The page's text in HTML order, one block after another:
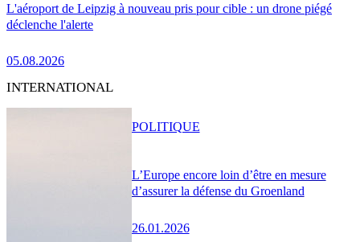
L'aéroport de Leipzig à nouveau pris pour cible : un drone piégé
déclenche l'alerte
05.08.2026
INTERNATIONAL
L’Europe encore loin d’être en mesure
d’assurer la défense du Groenland
26.01.2026
POLITIQUE